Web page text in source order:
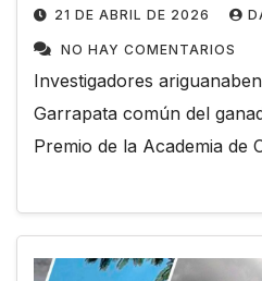
21 DE ABRIL DE 2026
NO HAY COMENTARIOS
Investigadores
Garrapata común del
Premio de la Academia de